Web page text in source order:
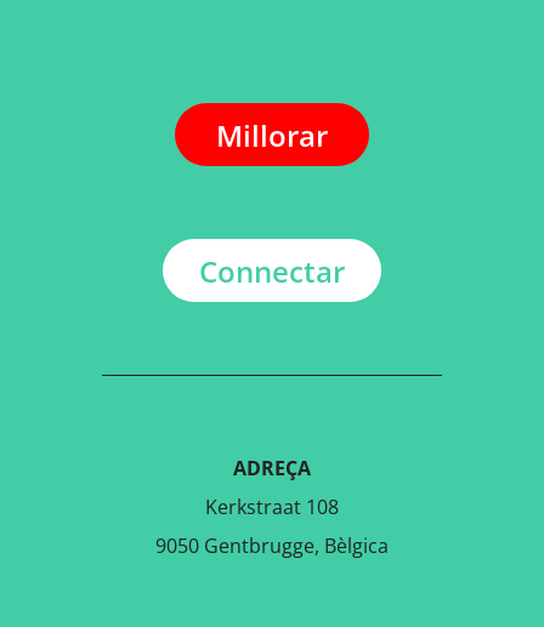
Millorar
Connectar
ADREÇA
Kerkstraat 108
9050 Gentbrugge, Bèlgica